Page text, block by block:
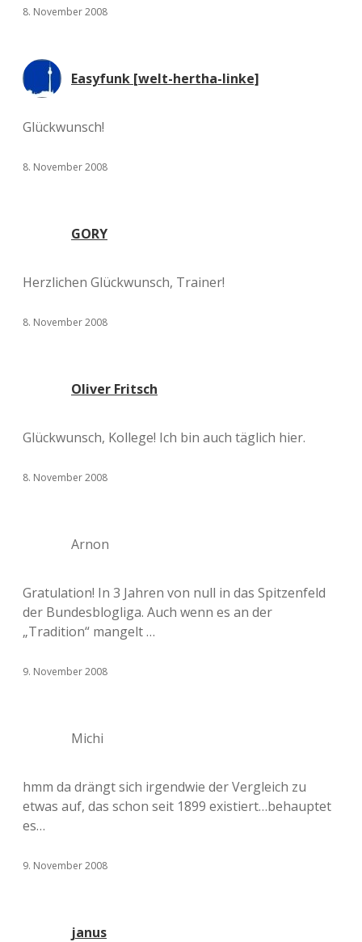
8. November 2008
Easyfunk [welt-hertha-linke]
Glückwunsch!
8. November 2008
GORY
Herzlichen Glückwunsch, Trainer!
8. November 2008
Oliver Fritsch
Glückwunsch, Kollege! Ich bin auch täglich hier.
8. November 2008
Arnon
Gratulation! In 3 Jahren von null in das Spitzenfeld
der Bundesblogliga. Auch wenn es an der
„Tradition“ mangelt …
9. November 2008
Michi
hmm da drängt sich irgendwie der Vergleich zu
etwas auf, das schon seit 1899 existiert…behauptet
es…
9. November 2008
janus